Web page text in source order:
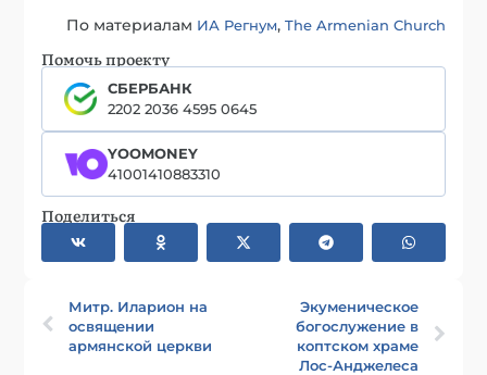
По материалам ИА Регнум, The Armenian Church
Помочь проекту
СБЕРБАНК
2202 2036 4595 0645
YOOMONEY
41001410883310
Поделиться
Митр. Иларион на
освящении
армянской церкви
Экуменическое
богослужение в
коптском храме
Лос-Анджелеса